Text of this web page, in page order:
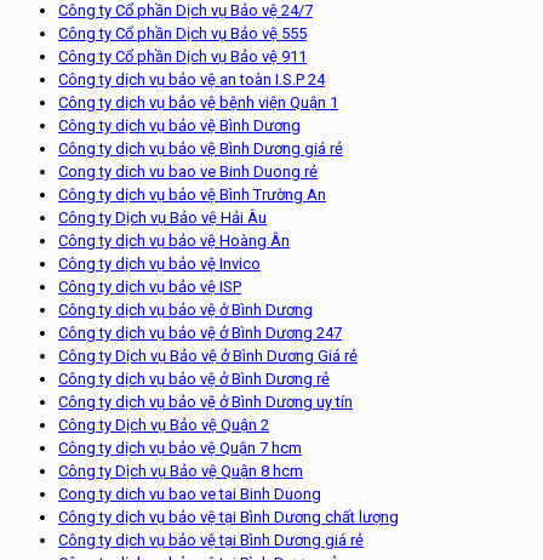
Công ty Cổ phần Dịch vụ Bảo vệ 24/7
Công ty Cổ phần Dịch vụ Bảo vệ 555
Công ty Cổ phần Dịch vụ Bảo vệ 911
Công ty dịch vụ bảo vệ an toàn I.S.P 24
Công ty dịch vụ bảo vệ bệnh viện Quận 1
Công ty dịch vụ bảo vệ Bình Dương
Công ty dịch vụ bảo vệ Bình Dương giá rẻ
Cong ty dich vu bao ve Binh Duong rẻ
Công ty dịch vụ bảo vệ Bình Trường An
Công ty Dịch vụ Bảo vệ Hải Âu
Công ty dịch vụ bảo vệ Hoàng Ân
Công ty dịch vụ bảo vệ Invico
Công ty dịch vụ bảo vệ ISP
Công ty dịch vụ bảo vệ ở Bình Dương
Công ty dịch vụ bảo vệ ở Bình Dương 247
Công ty Dịch vụ Bảo vệ ở Bình Dương Giá rẻ
Công ty dịch vụ bảo vệ ở Bình Dương rẻ
Công ty dịch vụ bảo vệ ở Bình Dương uy tín
Công ty Dịch vụ Bảo vệ Quận 2
Công ty dịch vụ bảo vệ Quận 7 hcm
Công ty Dịch vụ Bảo vệ Quận 8 hcm
Cong ty dich vu bao ve tai Binh Duong
Công ty dịch vụ bảo vệ tại Bình Dương chất lượng
Công ty dịch vụ bảo vệ tại Bình Dương giá rẻ